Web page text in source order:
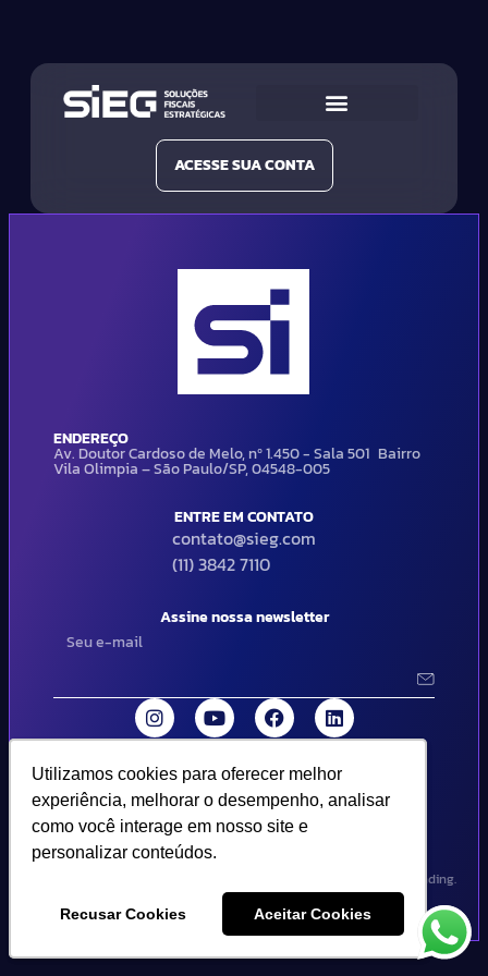
Utilizamos cookies para oferecer melhor
experiência, melhorar o desempenho, analisar
como você interage em nosso site e
personalizar conteúdos.
Recusar Cookies Aceitar Cookies
Utilizamos cookies para oferecer melhor
experiência, melhorar o desempenho, analisar
como você interage em nosso site e
personalizar conteúdos.
Recusar Cookies Aceitar Cookies
ACESSE SUA CONTA
ENDEREÇO
Av. Doutor Cardoso de Melo, nº 1.450 - Sala 501 Bairro
Vila Olimpia – São Paulo/SP, 04548-005
ENTRE EM CONTATO
contato@sieg.com
(11) 3842 7110
Assine nossa newsletter
© 2024 SIEG Soluções Fiscais Estratégicas. Todos os direitos
reservados | Termos de uso e política de privacidade..
Design por Empória Branding.